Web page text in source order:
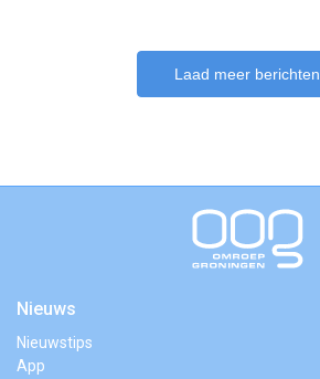
Laad meer berichten
Nieuws
Nieuwstips
App